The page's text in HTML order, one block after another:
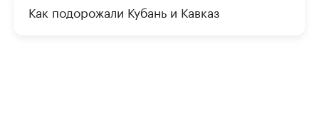
Как подорожали Кубань и Кавказ